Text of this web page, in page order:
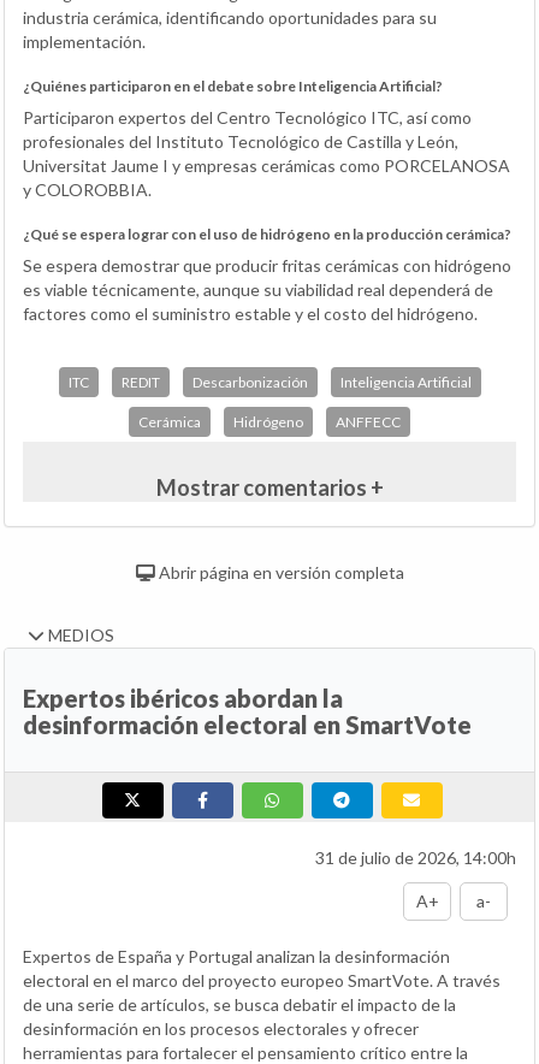
industria cerámica, identificando oportunidades para su
implementación.
¿Quiénes participaron en el debate sobre Inteligencia Artificial?
Participaron expertos del Centro Tecnológico ITC, así como
profesionales del Instituto Tecnológico de Castilla y León,
Universitat Jaume I y empresas cerámicas como PORCELANOSA
y COLOROBBIA.
¿Qué se espera lograr con el uso de hidrógeno en la producción cerámica?
Se espera demostrar que producir fritas cerámicas con hidrógeno
es viable técnicamente, aunque su viabilidad real dependerá de
factores como el suministro estable y el costo del hidrógeno.
ITC REDIT Descarbonización Inteligencia Artificial
Cerámica Hidrógeno ANFFECC
Mostrar comentarios +
Abrir página en versión completa
MEDIOS
Expertos ibéricos abordan la
desinformación electoral en SmartVote
31 de julio de 2026, 14:00h
A+ a-
Expertos de España y Portugal analizan la desinformación
electoral en el marco del proyecto europeo SmartVote. A través
de una serie de artículos, se busca debatir el impacto de la
desinformación en los procesos electorales y ofrecer
herramientas para fortalecer el pensamiento crítico entre la